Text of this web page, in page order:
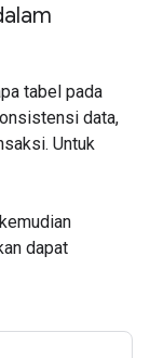
tabel pada
data,
Untuk
dapat